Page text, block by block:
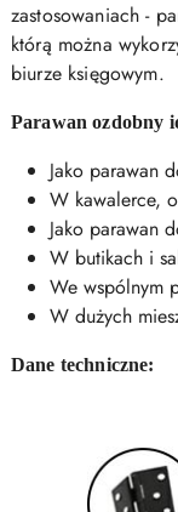
zastosowaniach -
którą można
biurze księgowym.
Parawan ozdobny
Jako parawan
W kawalerce,
Jako parawan
W butikach i
We wspólnym
W dużych
Dane techniczne: